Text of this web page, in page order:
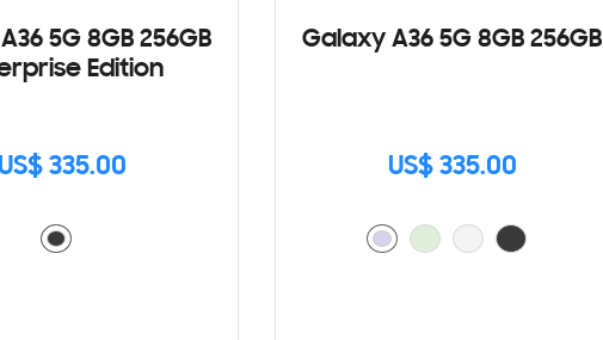
5G 8GB 256GB
Edition
US$ 335.00
Galaxy A36 5G 8GB 256GB
US$ 335.00